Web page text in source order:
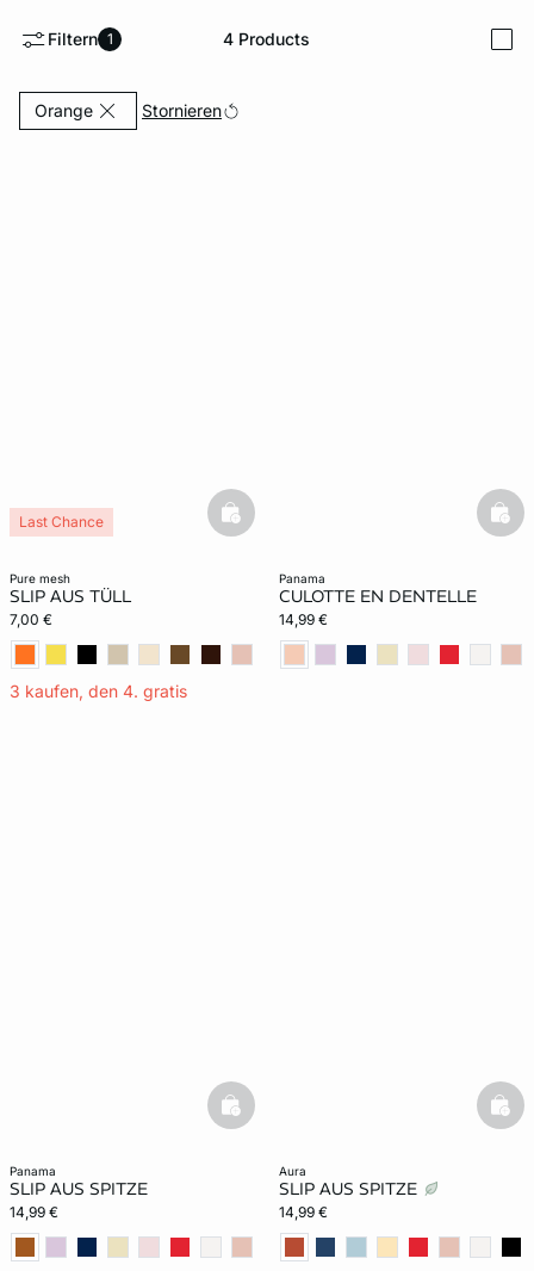
Filtern 1 4 Products
OrangeCurrently Refined by Farben: Orange
Stornieren
pure mesh
SLIP AUS TÜLL
7,00 €
3 kaufen, den 4. gratis
Last Chance basketfull
panama
CULOTTE EN DENTELLE
14,99 €
panama
SLIP AUS SPITZE
14,99 €
basketfull
aura
SLIP AUS SPITZE
14,99 €